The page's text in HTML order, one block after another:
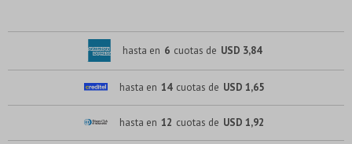
hasta en 6 cuotas de USD 3,84
hasta en 14 cuotas de USD 1,65
hasta en 12 cuotas de USD 1,92